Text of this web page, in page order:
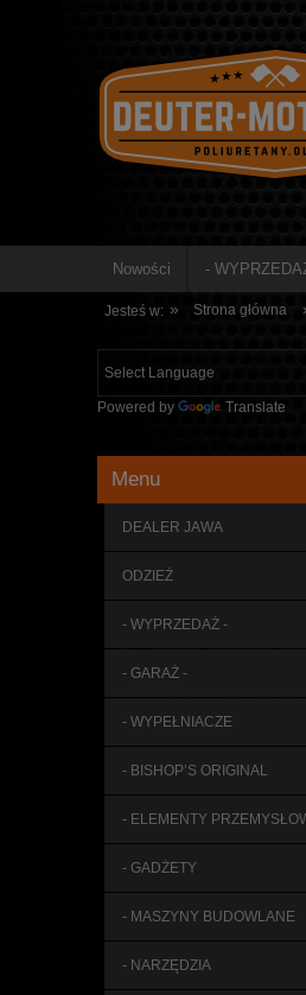
Nowości -
Jesteś w: » Strona główna
Powered by Translate
Menu
DEALER JAWA
ODZIEŻ
- WYPRZEDAŻ -
- GARAŻ -
- WYPEŁNIACZE
- BISHOP’S ORIGINAL
- ELEMENTY
- GADŻETY
- MASZYNY BUDOWLANE
- NARZĘDZIA